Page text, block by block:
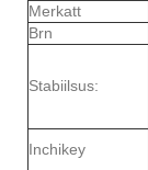
Merkatt
Brn
Stabiilsus:
Inchikey